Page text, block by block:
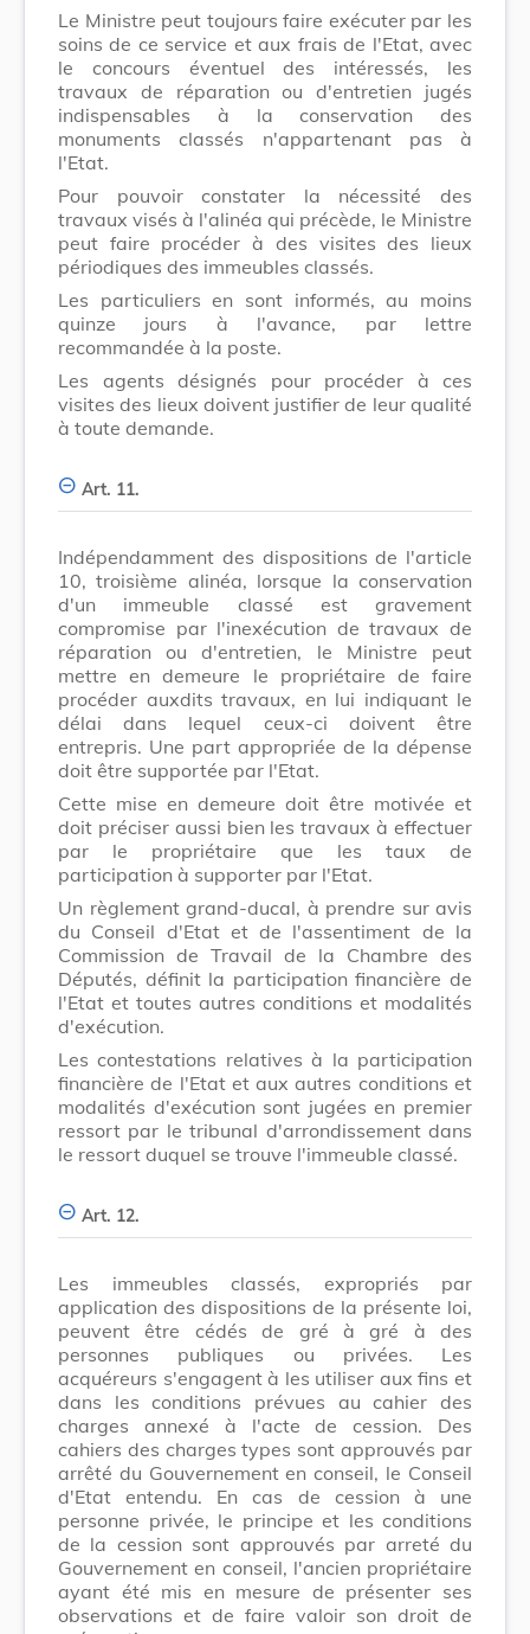
Le Ministre peut toujours faire exécuter par les
soins de ce service et aux frais de l'Etat, avec
le concours éventuel des intéressés, les
travaux de réparation ou d'entretien jugés
indispensables à la conservation des
monuments classés n'appartenant pas à
l'Etat.
Pour pouvoir constater la nécessité des
travaux visés à l'alinéa qui précède, le Ministre
peut faire procéder à des visites des lieux
périodiques des immeubles classés.
Les particuliers en sont informés, au moins
quinze jours à l'avance, par lettre
recommandée à la poste.
Les agents désignés pour procéder à ces
visites des lieux doivent justifier de leur qualité
à toute demande.
Art. 11.
Indépendamment des dispositions de l'article
10, troisième alinéa, lorsque la conservation
d'un immeuble classé est gravement
compromise par l'inexécution de travaux de
réparation ou d'entretien, le Ministre peut
mettre en demeure le propriétaire de faire
procéder auxdits travaux, en lui indiquant le
délai dans lequel ceux-ci doivent être
entrepris. Une part appropriée de la dépense
doit être supportée par l'Etat.
Cette mise en demeure doit être motivée et
doit préciser aussi bien les travaux à effectuer
par le propriétaire que les taux de
participation à supporter par l'Etat.
Un règlement grand-ducal, à prendre sur avis
du Conseil d'Etat et de l'assentiment de la
Commission de Travail de la Chambre des
Députés, définit la participation financière de
l'Etat et toutes autres conditions et modalités
d'exécution.
Les contestations relatives à la participation
financière de l'Etat et aux autres conditions et
modalités d'exécution sont jugées en premier
ressort par le tribunal d'arrondissement dans
le ressort duquel se trouve l'immeuble classé.
Art. 12.
Les immeubles classés, expropriés par
application des dispositions de la présente loi,
peuvent être cédés de gré à gré à des
personnes publiques ou privées. Les
acquéreurs s'engagent à les utiliser aux fins et
dans les conditions prévues au cahier des
charges annexé à l'acte de cession. Des
cahiers des charges types sont approuvés par
arrêté du Gouvernement en conseil, le Conseil
d'Etat entendu. En cas de cession à une
personne privée, le principe et les conditions
de la cession sont approuvés par arreté du
Gouvernement en conseil, l'ancien propriétaire
ayant été mis en mesure de présenter ses
observations et de faire valoir son droit de